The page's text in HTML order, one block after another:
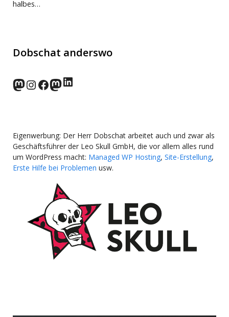
halbes…
Dobschat anderswo
norden.social
Instagram
Facebook
wp-punks.social
LinkedIn
Eigenwerbung: Der Herr Dobschat arbeitet auch und zwar als
Geschäftsführer der Leo Skull GmbH, die vor allem alles rund
um WordPress macht: Managed WP Hosting, Site-Erstellung,
Erste Hilfe bei Problemen usw.